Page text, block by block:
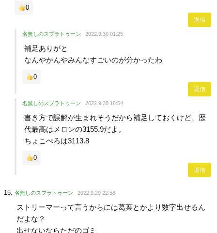
0
返信
名無しのスプラトゥーン 2022.9.30 01:25
補足ありがと
なんやかんやみんなすごいのが分かったわ
0
返信
名無しのスプラトゥーン 2022.9.30 16:54
書き方で誤解が生まれそうだから補足しておくけど、歴
代最高はメロンの3155.9だよ。
ちょこぺろは3113.8
0
返信
名無しのスプラトゥーン 2022.9.29 22:58
ストリーマーって言うからには葛葉とかより数字出せるん
だよな？
出せないならただのゴミ